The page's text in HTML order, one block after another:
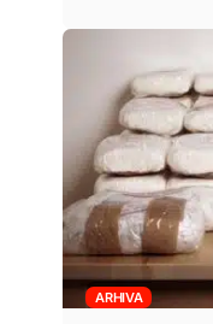
ARHIVA